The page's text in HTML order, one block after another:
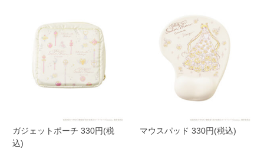
ガジェットポーチ 330円(税
込)
マウスパッド 330円(税込)